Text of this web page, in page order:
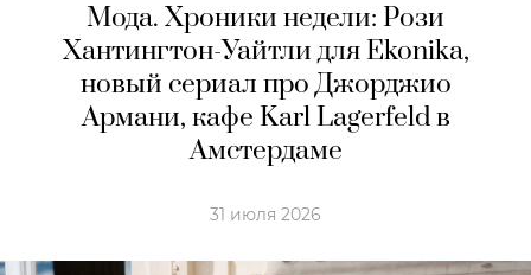
Мода. Хроники недели: Рози
Хантингтон-Уайтли для Ekonika,
новый сериал про Джорджио
Армани, кафе Karl Lagerfeld в
Амстердaме
31 июля 2026